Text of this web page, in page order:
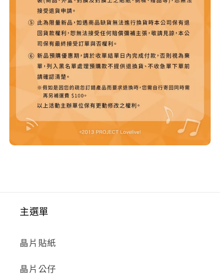
主選單
晶片貼紙
晶片公仔